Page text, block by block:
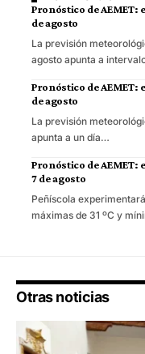
Pronóstico de AEMET:
de agosto
La previsión
agosto apunta a
Pronóstico de AEMET:
de agosto
La previsión
apunta a un día…
Pronóstico de AEMET:
7 de agosto
Peñíscola
máximas de 31 ºC y
Otras noticias